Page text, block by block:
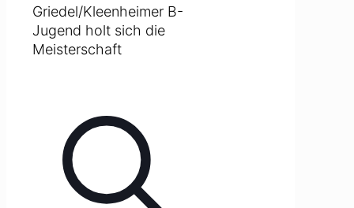
Griedel/Kleenheimer B-
Jugend holt sich die
Meisterschaft